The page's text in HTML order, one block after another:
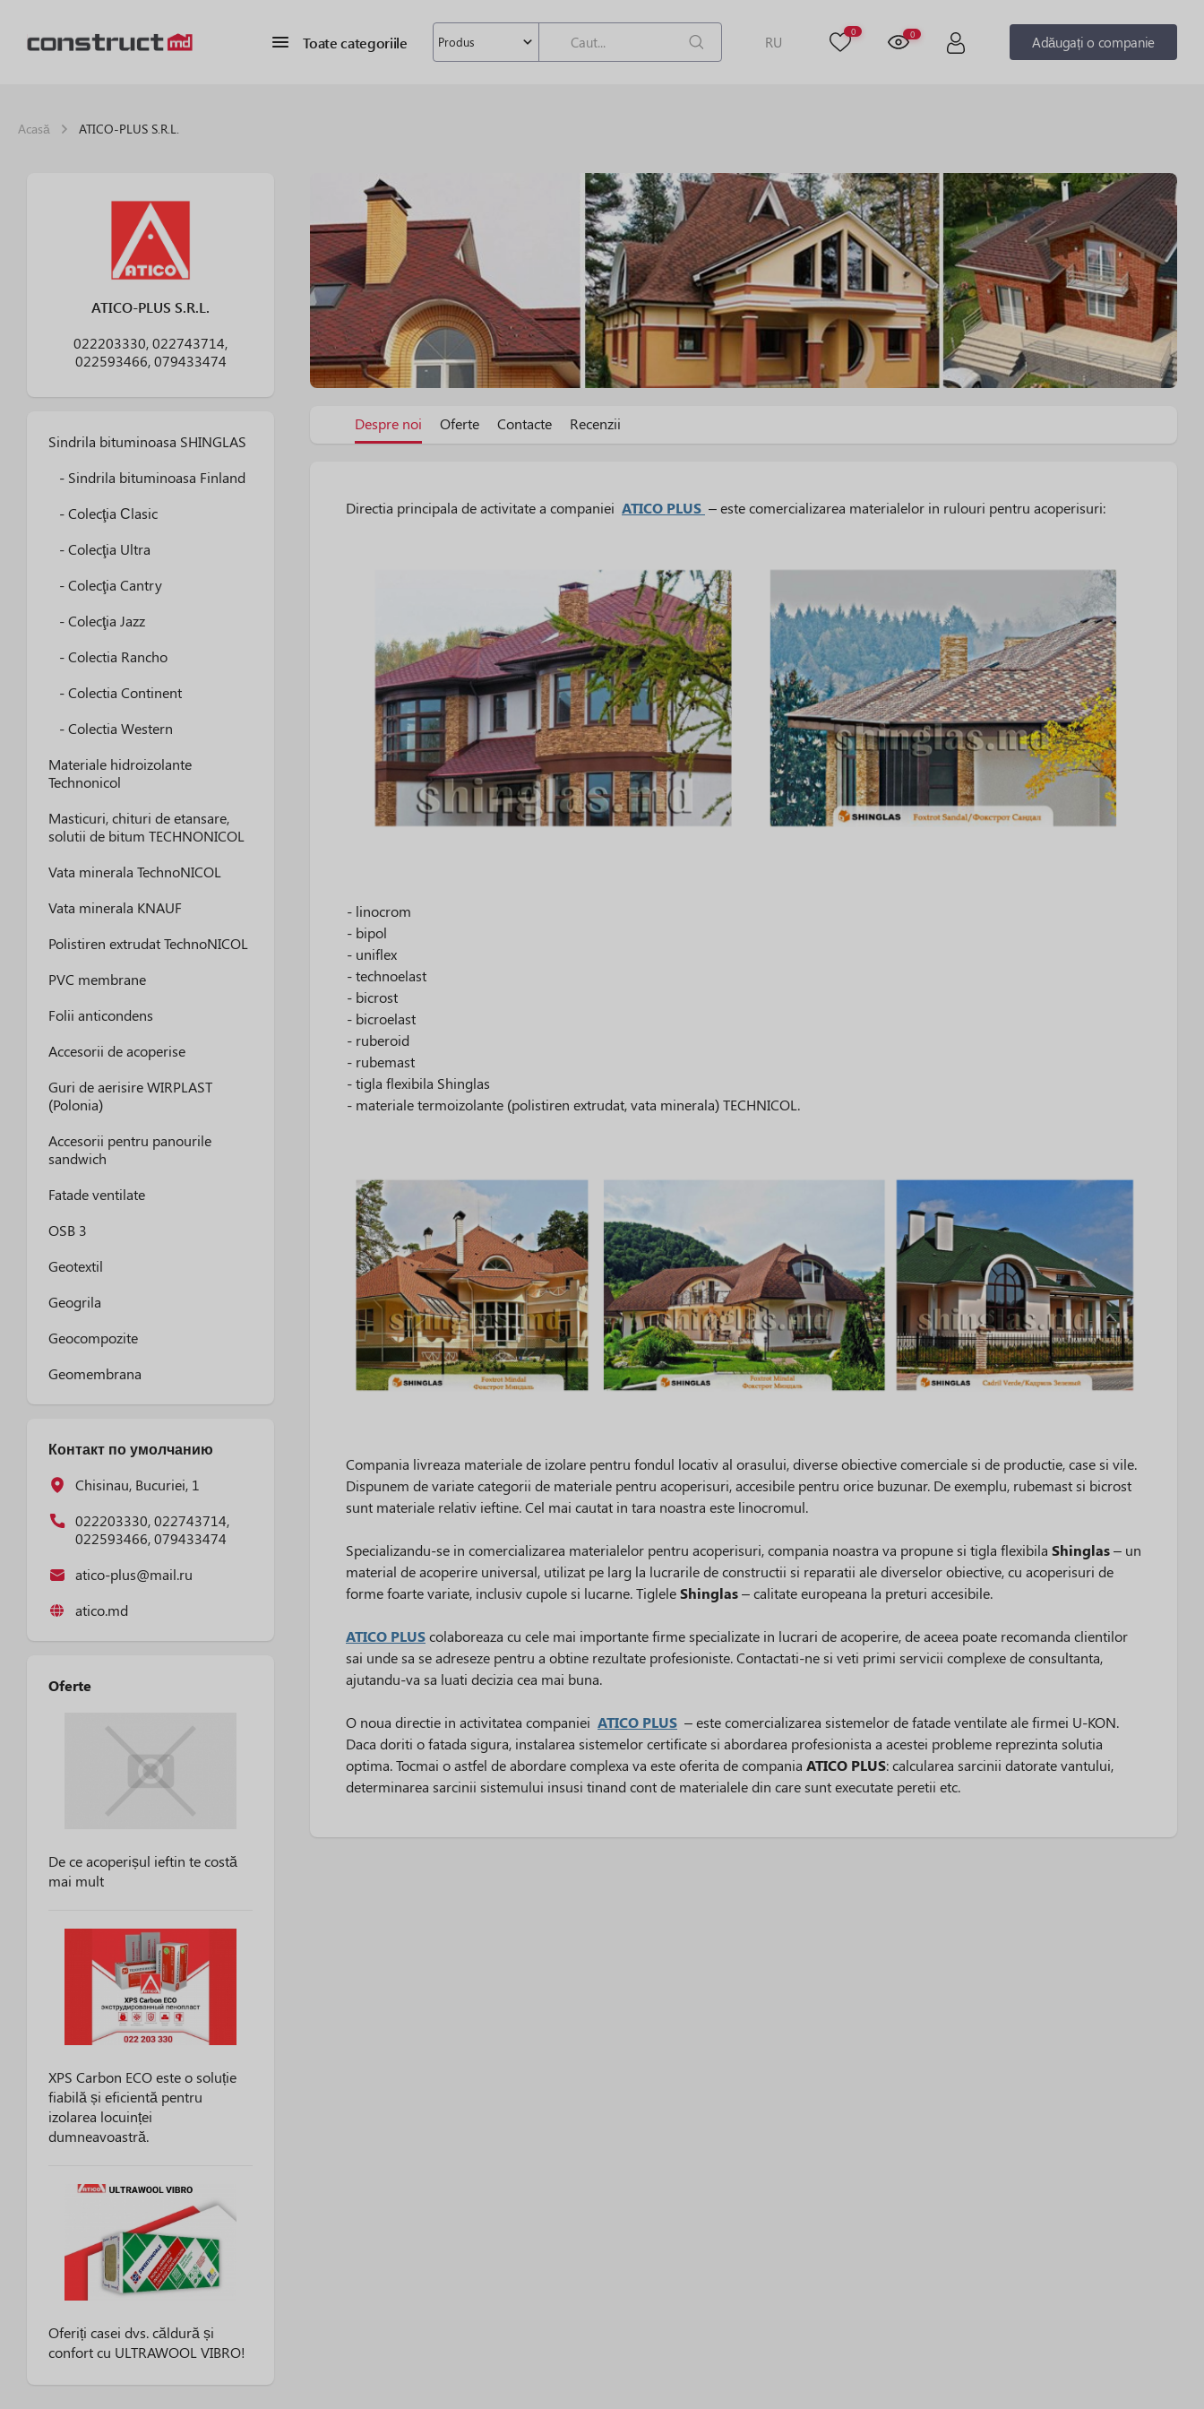
Toate categoriile Produs RU
0 0 Adăugați o companie
Acasă ATICO-PLUS S.R.L.
ATICO-PLUS S.R.L.
022203330, 022743714,
022593466, 079433474
Sindrila bituminoasa SHINGLAS
- Sindrila bituminoasa Finland
- Colecţia Сlasic
- Colecţia Ultra
- Colecţia Cantry
- Colecţia Jazz
- Colectia Rancho
- Colectia Continent
- Colectia Western
Materiale hidroizolante
Technonicol
Masticuri, chituri de etansare,
solutii de bitum TECHNONICOL
Vata minerala TechnoNICOL
Vata minerala KNAUF
Polistiren extrudat TechnoNICOL
PVC membrane
Folii anticondens
Accesorii de acoperise
Guri de aerisire WIRPLAST
(Polonia)
Accesorii pentru panourile
sandwich
Fatade ventilate
OSB 3
Geotextil
Geogrila
Geocompozite
Geomembrana
Контакт по умолчанию
Chisinau, Bucuriei, 1
022203330, 022743714,
022593466, 079433474
atico-plus@mail.ru
atico.md
Oferte
De ce acoperișul ieftin te costă
mai mult
XPS Carbon ECO este o soluție
fiabilă și eficientă pentru
izolarea locuinței
dumneavoastră.
Oferiți casei dvs. căldură și
confort cu ULTRAWOOL VIBRO!
Despre noi Oferte Contacte Recenzii
Directia principala de activitate a companiei ATICO PLUS – este comercializarea materialelor in rulouri pentru acoperisuri:
- linocrom
- bipol
- uniflex
- technoelast
- bicrost
- bicroelast
- ruberoid
- rubemast
- tigla flexibila Shinglas
- materiale termoizolante (polistiren extrudat, vata minerala) TECHNICOL.
Compania livreaza materiale de izolare pentru fondul locativ al orasului, diverse obiective comerciale si de productie, case si vile.
Dispunem de variate categorii de materiale pentru acoperisuri, accesibile pentru orice buzunar. De exemplu, rubemast si bicrost
sunt materiale relativ ieftine. Cel mai cautat in tara noastra este linocromul.
Specializandu-se in comercializarea materialelor pentru acoperisuri, compania noastra va propune si tigla flexibila Shinglas– un
material de acoperire universal, utilizat pe larg la lucrarile de constructii si reparatii ale diverselor obiective, cu acoperisuri de
forme foarte variate, inclusiv cupole si lucarne. TigleleShinglas– calitate europeana la preturi accesibile.
ATICO PLUScolaboreaza cu cele mai importante firme specializate in lucrari de acoperire, de aceea poate recomanda clientilor
sai unde sa se adreseze pentru a obtine rezultate profesioniste. Contactati-ne si veti primi servicii complexe de consultanta,
ajutandu-va sa luati decizia cea mai buna.
O noua directie in activitatea companiei ATICO PLUS – este comercializarea sistemelor de fatade ventilate ale firmei U-KON.
Daca doriti o fatada sigura, instalarea sistemelor certificate si abordarea profesionista a acestei probleme reprezinta solutia
optima. Tocmai o astfel de abordare complexa va este oferita de compania ATICO PLUS: calcularea sarcinii datorate vantului,
determinarea sarcinii sistemului insusi tinand cont de materialele din care sunt executate peretii etc.